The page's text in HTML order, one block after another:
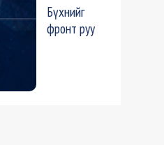
Бүхнийг
фронт руу